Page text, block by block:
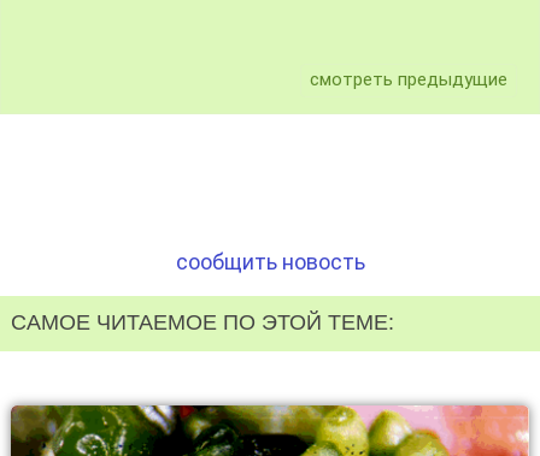
смотреть предыдущие
сообщить новость
САМОЕ ЧИТАЕМОЕ ПО ЭТОЙ ТЕМЕ: